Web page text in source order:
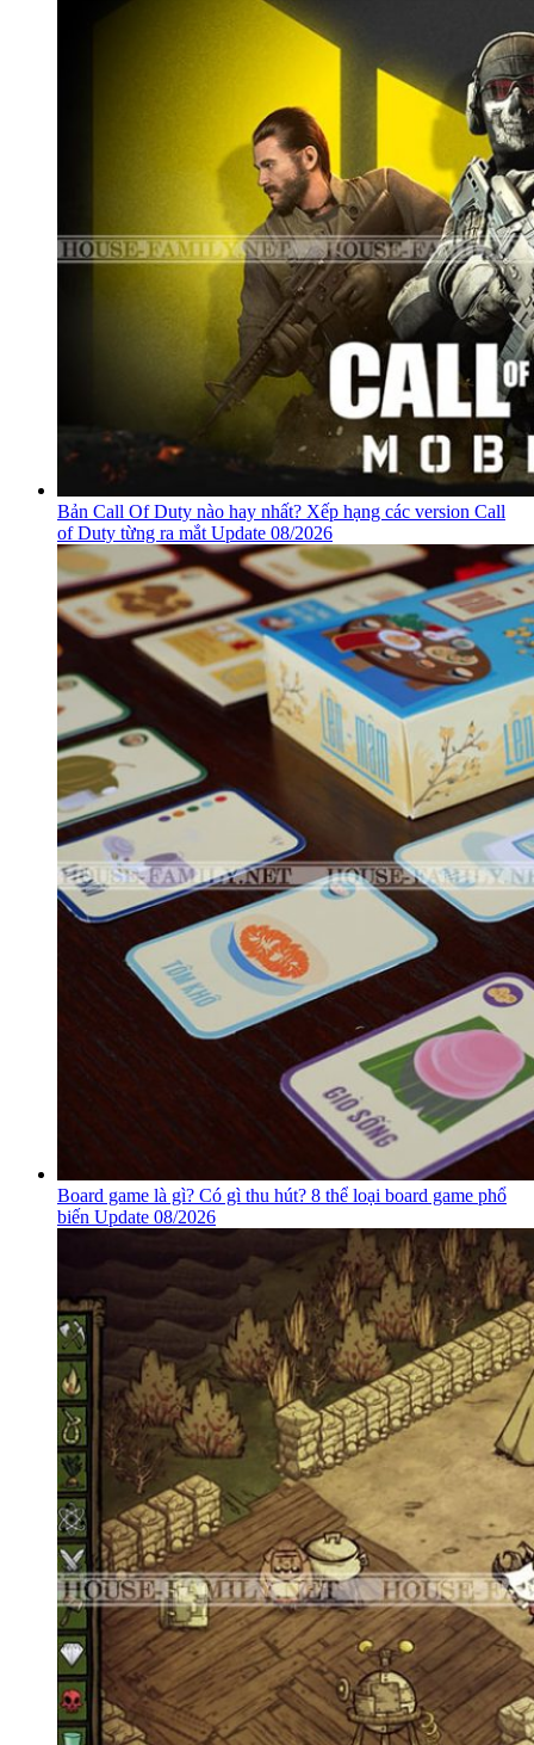
Bản Call Of Duty nào hay nhất? Xếp hạng các version Call
of Duty từng ra mắt Update 08/2026
Board game là gì? Có gì thu hút? 8 thể loại board game phổ
biến Update 08/2026